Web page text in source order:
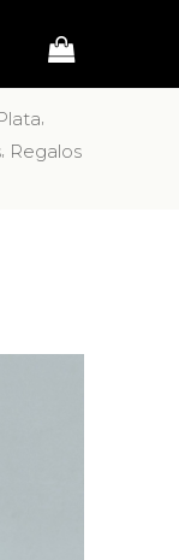
,
, Regalos